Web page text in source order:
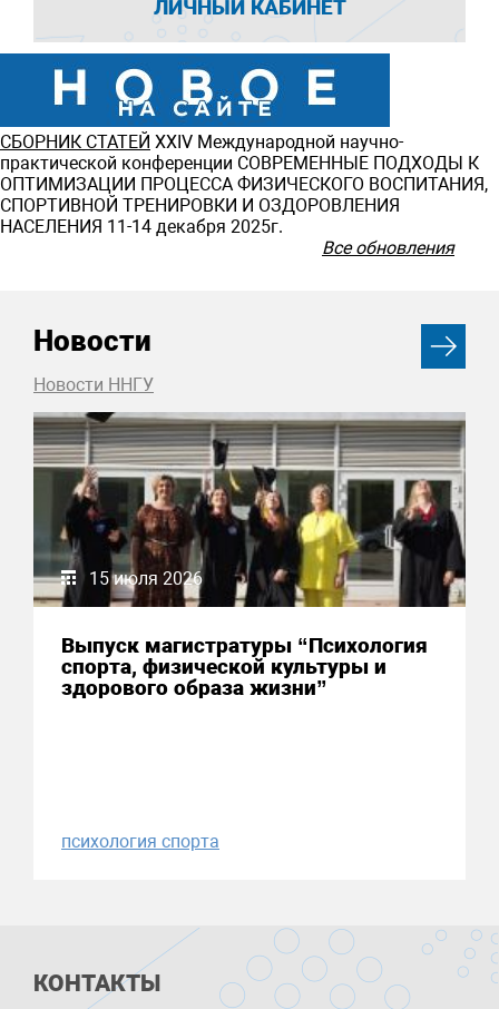
ЛИЧНЫЙ КАБИНЕТ
СБОРНИК СТАТЕЙ ХXIV Международной научно-
практической конференции СОВРЕМЕННЫЕ ПОДХОДЫ К
ОПТИМИЗАЦИИ ПРОЦЕССА ФИЗИЧЕСКОГО ВОСПИТАНИЯ,
СПОРТИВНОЙ ТРЕНИРОВКИ И ОЗДОРОВЛЕНИЯ
НАСЕЛЕНИЯ 11-14 декабря 2025г.
Все обновления
Новости
Новости ННГУ
15 июля 2026
Выпуск магистратуры “Психология
спорта, физической культуры и
здорового образа жизни”
психология спорта
КОНТАКТЫ